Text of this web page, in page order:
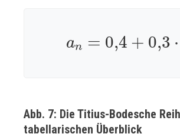
n= 0 4 + 0,3⋅
Abb. 7: Die Titius-Bodesche
tabellarischen Überblick